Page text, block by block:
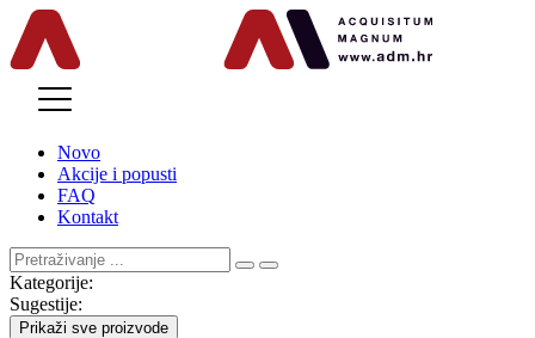
Novo
Akcije i popusti
FAQ
Kontakt
Kategorije:
Sugestije:
Prikaži sve proizvode